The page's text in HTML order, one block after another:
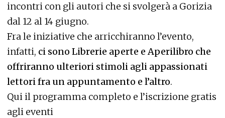
incontri con gli autori che si svolgerà a Gorizia
dal 12 al 14 giugno.
Fra le iniziative che arricchiranno l’evento,
infatti, ci sono Librerie aperte e Aperilibro che
offriranno ulteriori stimoli agli appassionati
lettori fra un appuntamento e l’altro.
Qui il programma completo e l’iscrizione gratis
agli eventi